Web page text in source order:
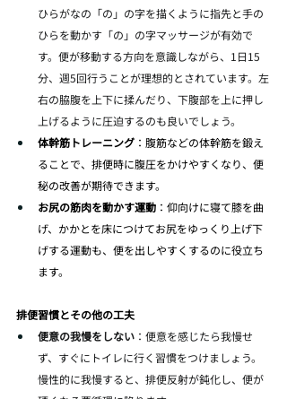
ひらがなの「の」の字を描くように指先と手の
ひらを動かす「の」の字マッサージが有効で
す。便が移動する方向を意識しながら、1日15
分、週5回行うことが理想的とされています。左
右の脇腹を上下に揉んだり、下腹部を上に押し
上げるように圧迫するのも良いでしょう。
体幹筋トレーニング ：腹筋などの体幹筋を鍛え
ることで、排便時に腹圧をかけやすくなり、便
秘の改善が期待できます。
お尻の筋肉を動かす運動 ：仰向けに寝て膝を曲
げ、かかとを床につけてお尻をゆっくり上げ下
げする運動も、便を出しやすくするのに役立ち
ます。
排便習慣とその他の工夫
便意の我慢をしない ：便意を感じたら我慢せ
ず、すぐにトイレに行く習慣をつけましょう。
慢性的に我慢すると、排便反射が鈍化し、便が